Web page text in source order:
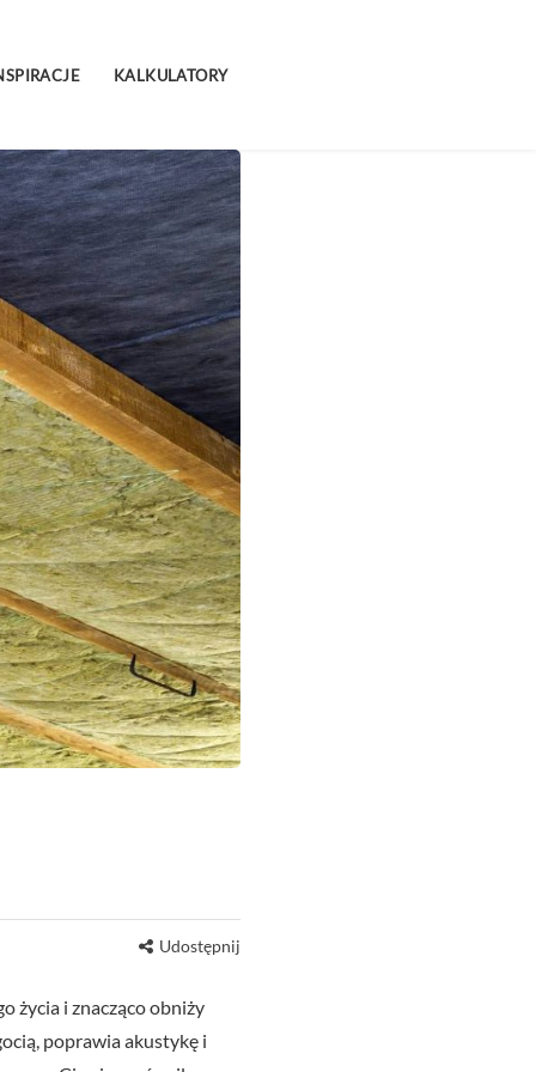
KALKULATORY
Udostępnij
życia i znacząco obniży
poprawia akustykę i